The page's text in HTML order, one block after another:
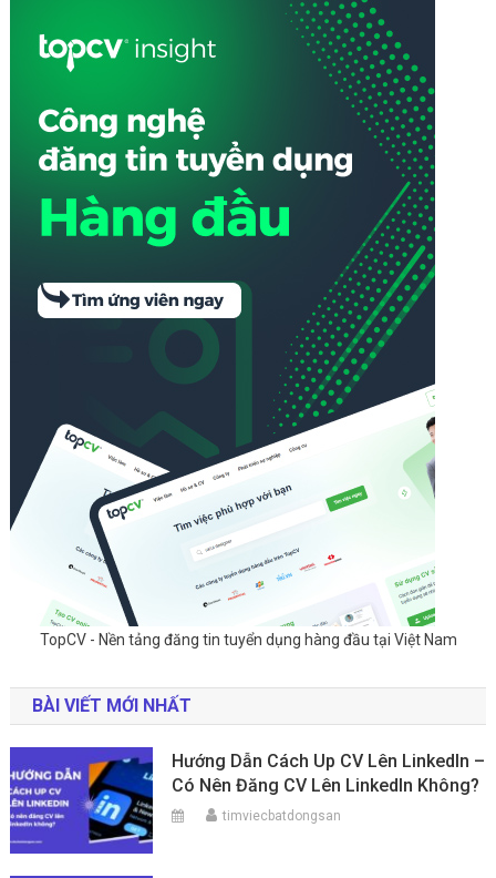
TopCV - Nền tảng đăng tin tuyển dụng hàng đầu tại Việt Nam
BÀI VIẾT MỚI NHẤT
Hướng Dẫn Cách Up CV Lên LinkedIn –
Có Nên Đăng CV Lên LinkedIn Không?
timviecbatdongsan